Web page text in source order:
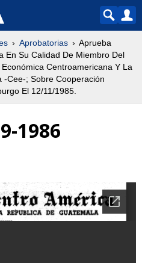
Aprobatorias
Aprueba
En Su Calidad De Miembro Del
Centroamericana Y La
-Cee-; Sobre Cooperación
El 12/11/1985.
1986